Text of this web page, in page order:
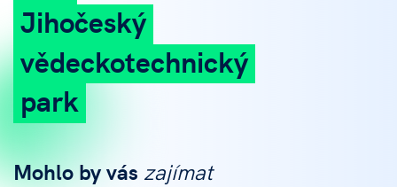
Jihočeský
vědeckotechnický
park
Mohlo by vás zajímat